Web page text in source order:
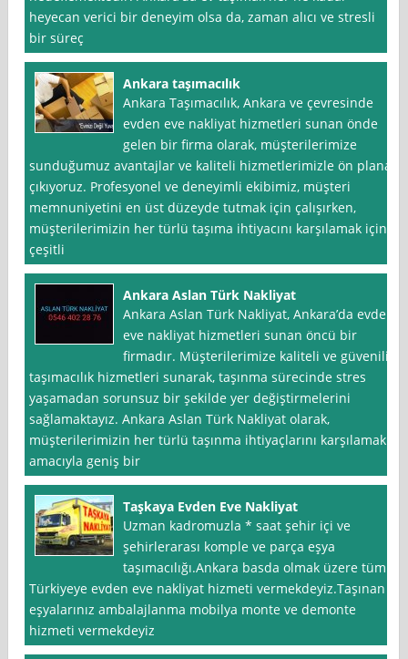
heyecan verici bir deneyim olsa da, zaman alıcı ve stresli
bir süreç
Ankara taşımacılık
Ankara Taşımacılık, Ankara ve çevresinde
evden eve nakliyat hizmetleri sunan önde
gelen bir firma olarak, müşterilerimize
sunduğumuz avantajlar ve kaliteli hizmetlerimizle ön plana
çıkıyoruz. Profesyonel ve deneyimli ekibimiz, müşteri
memnuniyetini en üst düzeyde tutmak için çalışırken,
müşterilerimizin her türlü taşıma ihtiyacını karşılamak için
çeşitli
Ankara Aslan Türk Nakliyat
Ankara Aslan Türk Nakliyat, Ankara’da evden
eve nakliyat hizmetleri sunan öncü bir
firmadır. Müşterilerimize kaliteli ve güvenilir
taşımacılık hizmetleri sunarak, taşınma sürecinde stres
yaşamadan sorunsuz bir şekilde yer değiştirmelerini
sağlamaktayız. Ankara Aslan Türk Nakliyat olarak,
müşterilerimizin her türlü taşınma ihtiyaçlarını karşılamak
amacıyla geniş bir
Taşkaya Evden Eve Nakliyat
Uzman kadromuzla * saat şehir içi ve
şehirlerarası komple ve parça eşya
taşımacılığı.Ankara basda olmak üzere tüm
Türkiyeye evden eve nakliyat hizmeti vermekdeyiz.Taşınan
eşyalarınız ambalajlanma mobilya monte ve demonte
hizmeti vermekdeyiz